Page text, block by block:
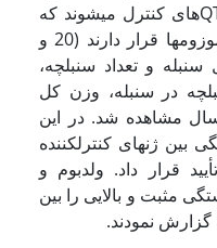
صفات همبسته اغلب به­وسیله QTL­های کنترل می­شوند که
در نواحی مشابهی بر روی کروموزومها قرار دارند (20 و
سنبله و تعداد سنبلچه،
در سنبله، وزن کل
مشاهده شد. در این
بین ژنهای کنترل­کننده
قرار داد. ولدبوم و
و آستویت (7) همبستگی مثبت و بالایی را بین
گزارش نمودند.